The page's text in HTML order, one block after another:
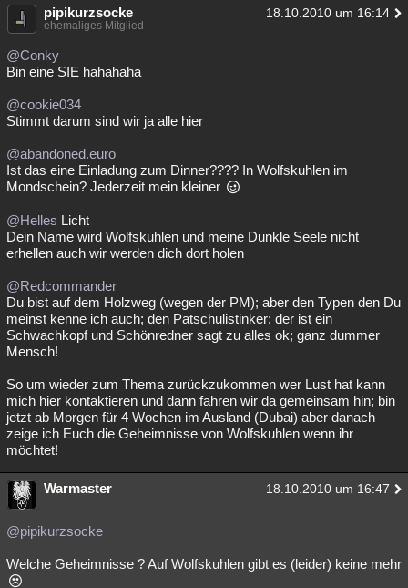
pipikurzsocke 18.10.2010 um 16:14
ehemaliges Mitglied
@Conky
Bin eine SIE hahahaha
@cookie034
Stimmt darum sind wir ja alle hier
@abandoned.euro
Ist das eine Einladung zum Dinner???? In Wolfskuhlen im
Mondschein? Jederzeit mein kleiner
@Helles Licht
Dein Name wird Wolfskuhlen und meine Dunkle Seele nicht
erhellen auch wir werden dich dort holen
@Redcommander
Du bist auf dem Holzweg (wegen der PM); aber den Typen den Du
meinst kenne ich auch; den Patschulistinker; der ist ein
Schwachkopf und Schönredner sagt zu alles ok; ganz dummer
Mensch!
So um wieder zum Thema zurückzukommen wer Lust hat kann
mich hier kontaktieren und dann fahren wir da gemeinsam hin; bin
jetzt ab Morgen für 4 Wochen im Ausland (Dubai) aber danach
zeige ich Euch die Geheimnisse von Wolfskuhlen wenn ihr
möchtet!
Warmaster 18.10.2010 um 16:47
@pipikurzsocke
Welche Geheimnisse ? Auf Wolfskuhlen gibt es (leider) keine mehr